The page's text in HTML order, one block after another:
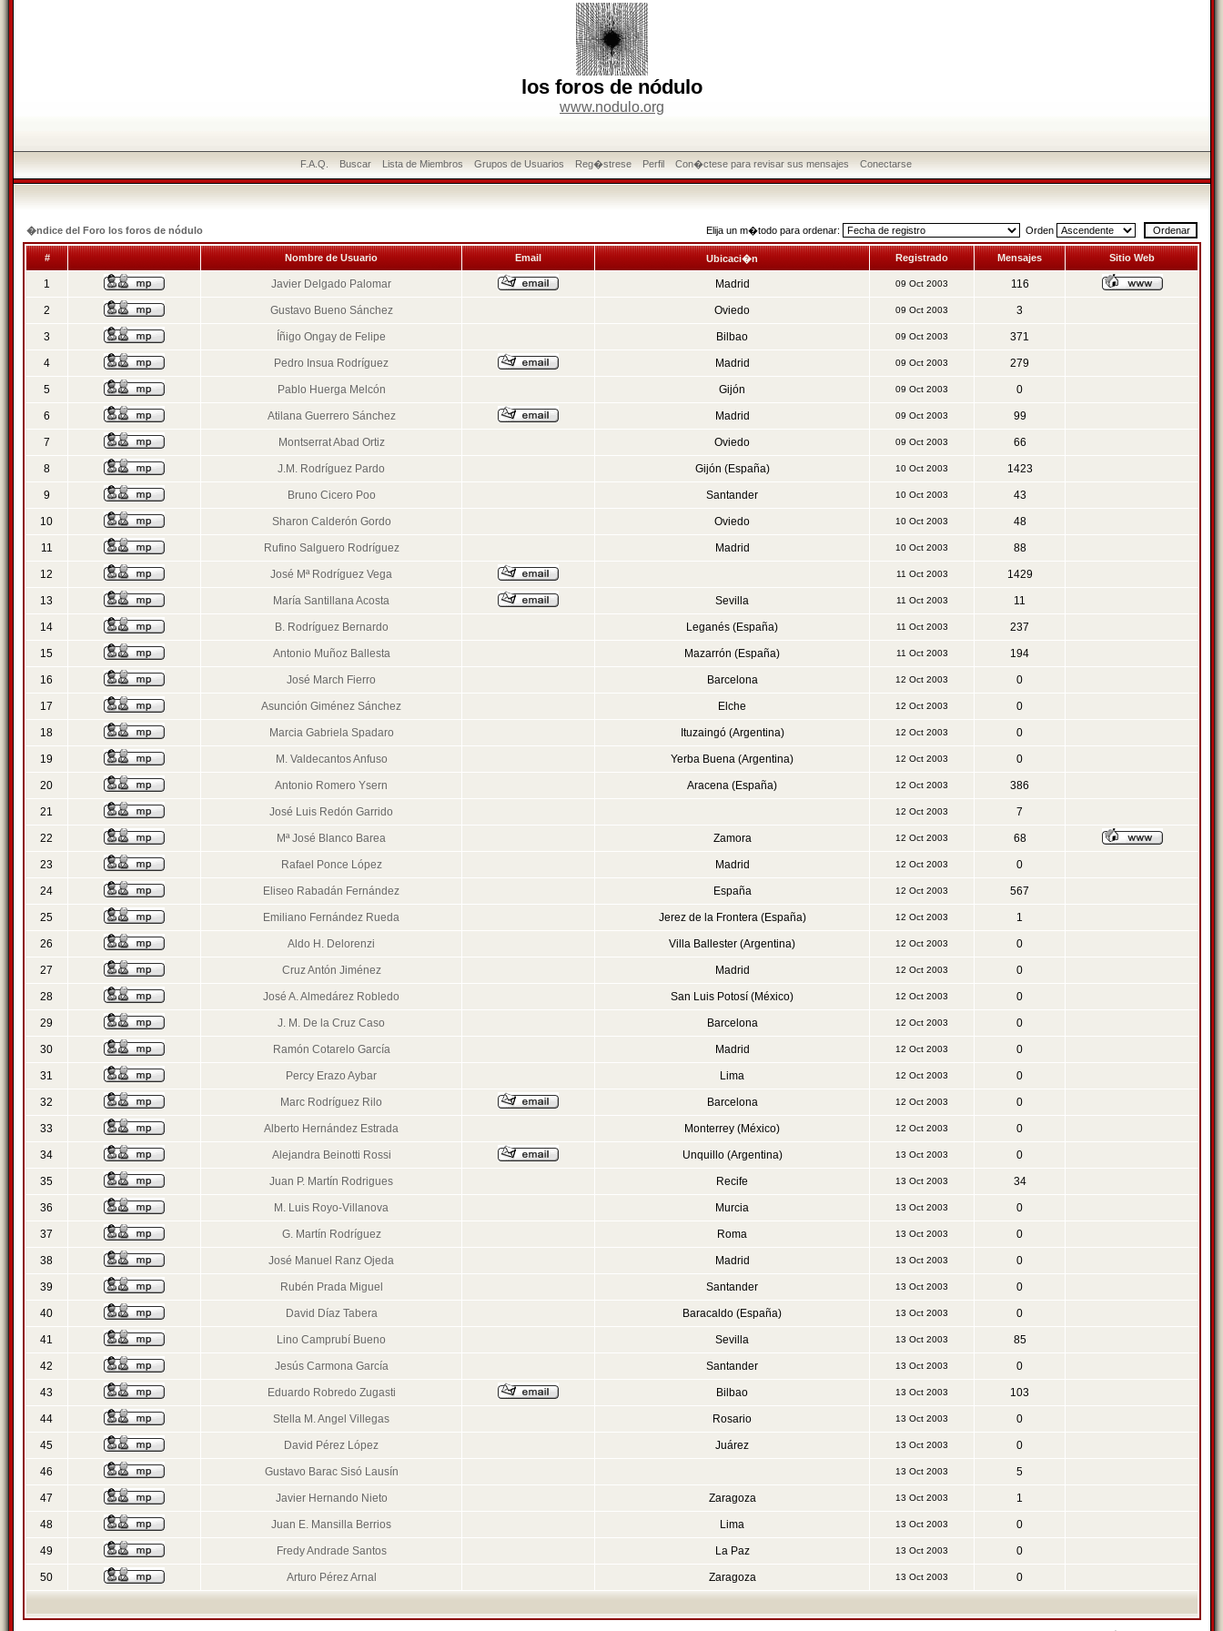
los foros de nódulo
www.nodulo.org
F.A.Q. Buscar Lista de Miembros Grupos de Usuarios Reg�strese Perfil Con�ctese para revisar sus mensajes Conectarse
�ndice del Foro los foros de nódulo Elija un m�todo para ordenar: Orden
# Nombre de Usuario Email Ubicaci�n Registrado Mensajes Sitio Web
1 Javier Delgado Palomar Madrid 09 Oct 2003 116
2 Gustavo Bueno Sánchez Oviedo 09 Oct 2003 3
3 Íñigo Ongay de Felipe Bilbao 09 Oct 2003 371
4 Pedro Insua Rodríguez Madrid 09 Oct 2003 279
5 Pablo Huerga Melcón Gijón 09 Oct 2003 0
6 Atilana Guerrero Sánchez Madrid 09 Oct 2003 99
7 Montserrat Abad Ortiz Oviedo 09 Oct 2003 66
8 J.M. Rodríguez Pardo Gijón (España) 10 Oct 2003 1423
9 Bruno Cicero Poo Santander 10 Oct 2003 43
10 Sharon Calderón Gordo Oviedo 10 Oct 2003 48
11 Rufino Salguero Rodríguez Madrid 10 Oct 2003 88
12 José Mª Rodríguez Vega 11 Oct 2003 1429
13 María Santillana Acosta Sevilla 11 Oct 2003 11
14 B. Rodríguez Bernardo Leganés (España) 11 Oct 2003 237
15 Antonio Muñoz Ballesta Mazarrón (España) 11 Oct 2003 194
16 José March Fierro Barcelona 12 Oct 2003 0
17 Asunción Giménez Sánchez Elche 12 Oct 2003 0
18 Marcia Gabriela Spadaro Ituzaingó (Argentina) 12 Oct 2003 0
19 M. Valdecantos Anfuso Yerba Buena (Argentina) 12 Oct 2003 0
20 Antonio Romero Ysern Aracena (España) 12 Oct 2003 386
21 José Luis Redón Garrido 12 Oct 2003 7
22 Mª José Blanco Barea Zamora 12 Oct 2003 68
23 Rafael Ponce López Madrid 12 Oct 2003 0
24 Eliseo Rabadán Fernández España 12 Oct 2003 567
25 Emiliano Fernández Rueda Jerez de la Frontera (España) 12 Oct 2003 1
26 Aldo H. Delorenzi Villa Ballester (Argentina) 12 Oct 2003 0
27 Cruz Antón Jiménez Madrid 12 Oct 2003 0
28 José A. Almedárez Robledo San Luis Potosí (México) 12 Oct 2003 0
29 J. M. De la Cruz Caso Barcelona 12 Oct 2003 0
30 Ramón Cotarelo García Madrid 12 Oct 2003 0
31 Percy Erazo Aybar Lima 12 Oct 2003 0
32 Marc Rodríguez Rilo Barcelona 12 Oct 2003 0
33 Alberto Hernández Estrada Monterrey (México) 12 Oct 2003 0
34 Alejandra Beinotti Rossi Unquillo (Argentina) 13 Oct 2003 0
35 Juan P. Martín Rodrigues Recife 13 Oct 2003 34
36 M. Luis Royo-Villanova Murcia 13 Oct 2003 0
37 G. Martín Rodríguez Roma 13 Oct 2003 0
38 José Manuel Ranz Ojeda Madrid 13 Oct 2003 0
39 Rubén Prada Miguel Santander 13 Oct 2003 0
40 David Díaz Tabera Baracaldo (España) 13 Oct 2003 0
41 Lino Camprubí Bueno Sevilla 13 Oct 2003 85
42 Jesús Carmona García Santander 13 Oct 2003 0
43 Eduardo Robredo Zugasti Bilbao 13 Oct 2003 103
44 Stella M. Angel Villegas Rosario 13 Oct 2003 0
45 David Pérez López Juárez 13 Oct 2003 0
46 Gustavo Barac Sisó Lausín 13 Oct 2003 5
47 Javier Hernando Nieto Zaragoza 13 Oct 2003 1
48 Juan E. Mansilla Berrios Lima 13 Oct 2003 0
49 Fredy Andrade Santos La Paz 13 Oct 2003 0
50 Arturo Pérez Arnal Zaragoza 13 Oct 2003 0